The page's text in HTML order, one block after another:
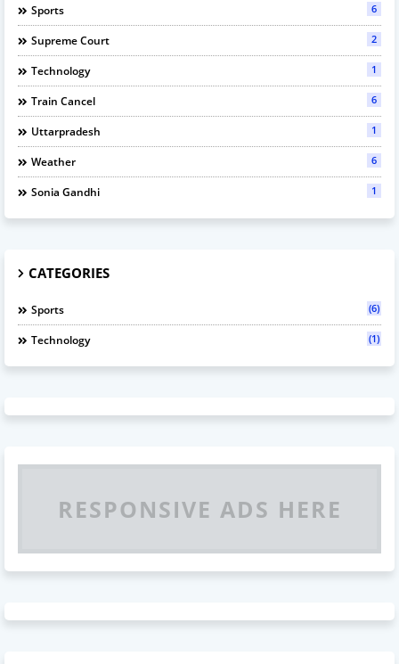
Sports 6
Supreme Court 2
Technology 1
Train Cancel 6
Uttarpradesh 1
Weather 6
Sonia Gandhi 1
CATEGORIES
Sports (6)
Technology (1)
RESPONSIVE ADS HERE